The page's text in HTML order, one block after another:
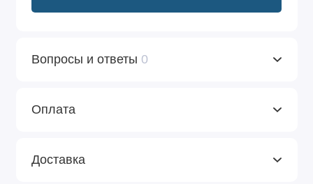
Вопросы и ответы 0
Оплата
Доставка